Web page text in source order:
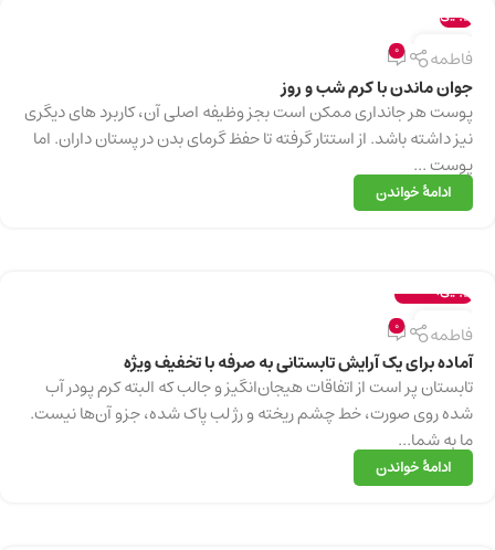
27
زیبایی
فاطمه 0
جوان ماندن با کرم شب و روز
پوست هر جانداری ممکن است بجز وظیفه اصلی آن، کاربرد های دیگری
نیز داشته باشد. از استتار گرفته تا حفظ گرمای بدن در پستان داران. اما
پوست ...
ادامهٔ خواندن
27
فوریه
زیبایی,سلامت
فاطمه 0
آماده برای یک آرایش تابستانی به صرفه با تخفیف ویژه
تابستان پر است از اتفاقات هیجان‌انگیز و جالب که البته کرم پودر آب
شده روی صورت، خط چشم ریخته و رژ لب پاک شده، جزو آن‌ها نیست.
ما به شما...
ادامهٔ خواندن